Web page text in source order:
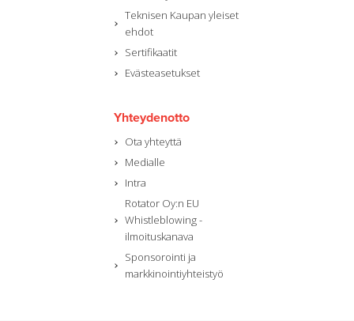
Teknisen Kaupan yleiset
ehdot
Sertifikaatit
Evästeasetukset
Yhteydenotto
Ota yhteyttä
Medialle
Intra
Rotator Oy:n EU
Whistleblowing -
ilmoituskanava
Sponsorointi ja
markkinointiyhteistyö